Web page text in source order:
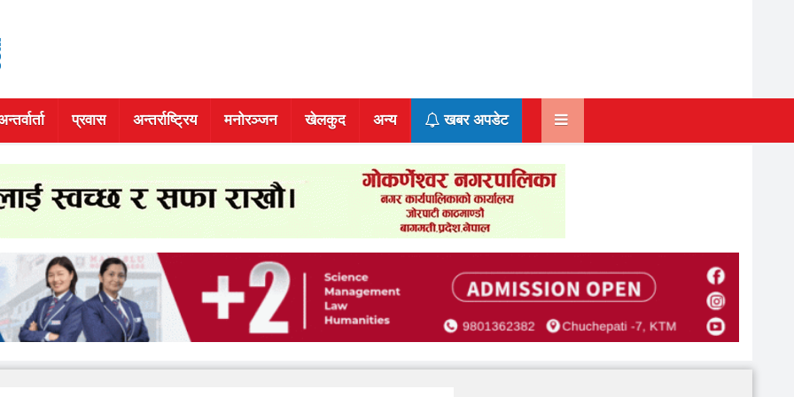
प्रवास अन्तर्राष्ट्रिय मनोरञ्जन खेलकुद अन्य खबर अपडेट